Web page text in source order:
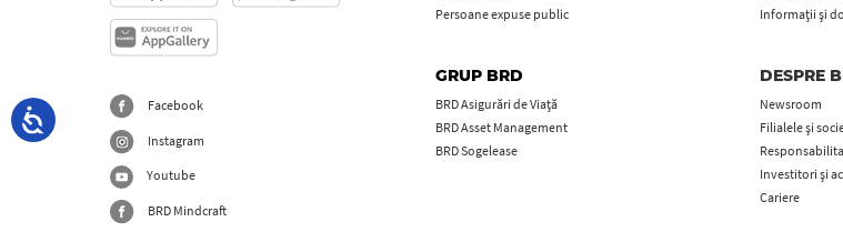
Facebook
Instagram
Youtube
BRD Mindcraft
Persoane expuse public
Informații și
GRUP BRD
BRD Asigurări de Viață
BRD Asset Management
BRD Sogelease
DESPRE
Newsroom
Filialele și
Investitori și
Cariere